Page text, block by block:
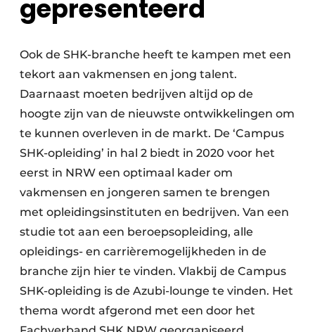
gepresenteerd
Ook de SHK-branche heeft te kampen met een
tekort aan vakmensen en jong talent.
Daarnaast moeten bedrijven altijd op de
hoogte zijn van de nieuwste ontwikkelingen om
te kunnen overleven in de markt. De ‘Campus
SHK-opleiding’ in hal 2 biedt in 2020 voor het
eerst in NRW een optimaal kader om
vakmensen en jongeren samen te brengen
met opleidingsinstituten en bedrijven. Van een
studie tot aan een beroepsopleiding, alle
opleidings- en carrièremogelijkheden in de
branche zijn hier te vinden. Vlakbij de Campus
SHK-opleiding is de Azubi-lounge te vinden. Het
thema wordt afgerond met een door het